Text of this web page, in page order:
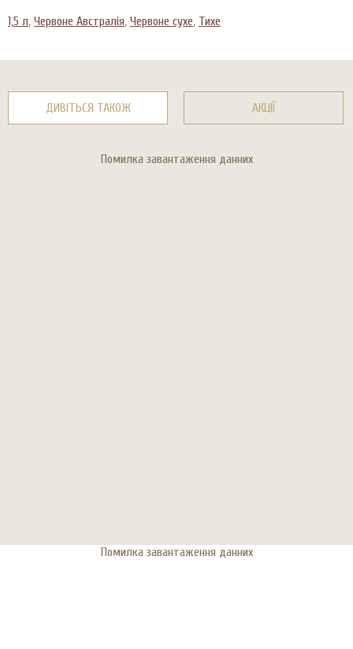
1,5 л, Червоне Австралія, Червоне сухе, Тихе
ДИВІТЬСЯ ТАКОЖ АКЦІЇ
Помилка завантаження данних
Помилка завантаження данних